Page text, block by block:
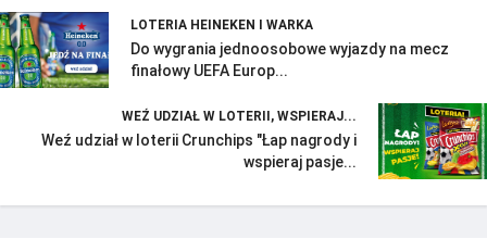
LOTERIA HEINEKEN I WARKA
Do wygrania jednoosobowe wyjazdy na mecz
finałowy UEFA Europ...
WEŹ UDZIAŁ W LOTERII, WSPIERAJ...
Weź udział w loterii Crunchips "Łap nagrody i
wspieraj pasje...